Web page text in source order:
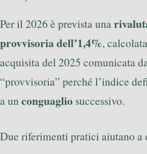
Per il 2026 è prevista una
provvisoria dell’1,4%,
acquisita del 2025 comunicata
“provvisoria” perché l’indice
a unconguaglio successivo.
Due riferimenti pratici aiutano a